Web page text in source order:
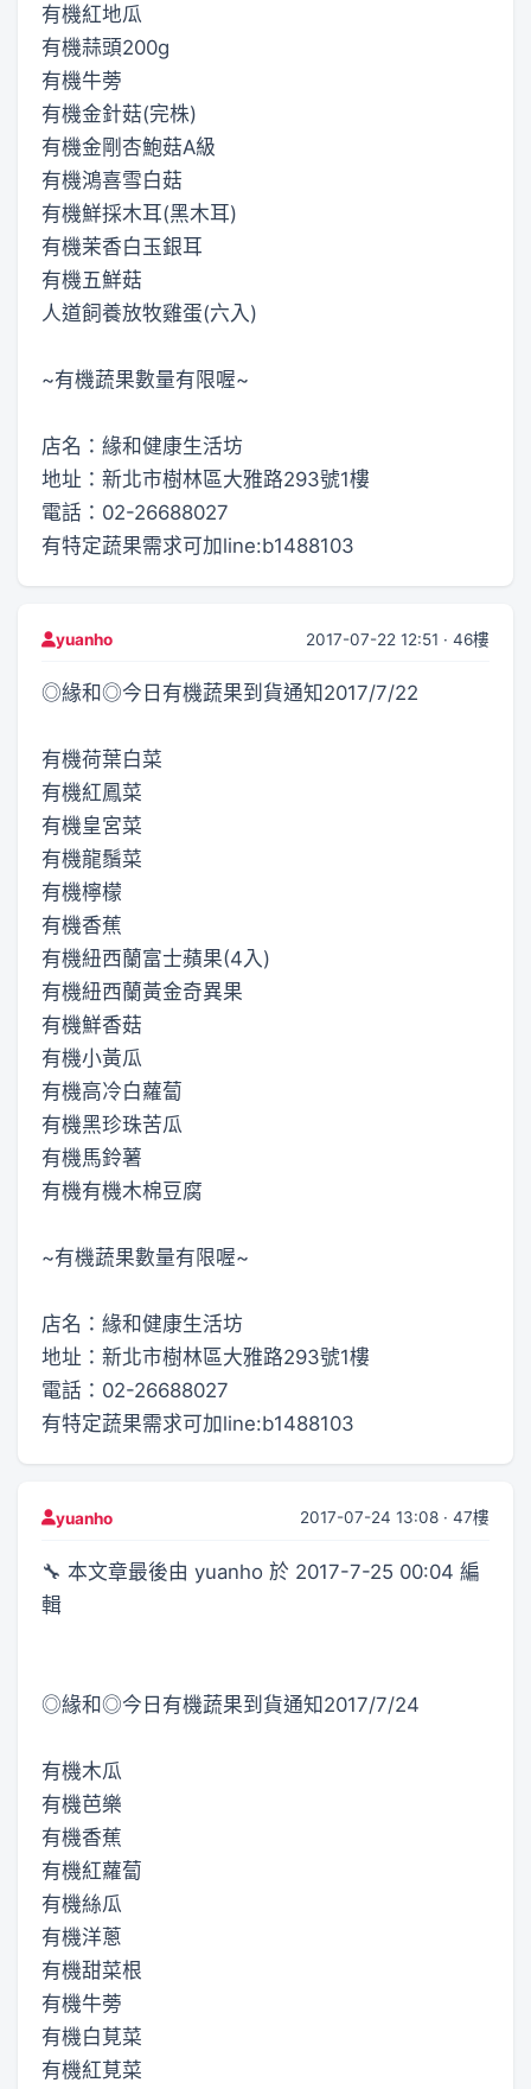
有機紅地瓜
有機蒜頭200g
有機牛蒡
有機金針菇(完株)
有機金剛杏鮑菇A級
有機鴻喜雪白菇
有機鮮採木耳(黑木耳)
有機茉香白玉銀耳
有機五鮮菇
人道飼養放牧雞蛋(六入)
~有機蔬果數量有限喔~
店名：緣和健康生活坊
地址：新北市樹林區大雅路293號1樓
電話：02-26688027
有特定蔬果需求可加line:b1488103
yuanho 2017-07-22 12:51 · 46樓
◎緣和◎今日有機蔬果到貨通知2017/7/22
有機荷葉白菜
有機紅鳳菜
有機皇宮菜
有機龍鬚菜
有機檸檬
有機香蕉
有機紐西蘭富士蘋果(4入)
有機紐西蘭黃金奇異果
有機鮮香菇
有機小黃瓜
有機高冷白蘿蔔
有機黑珍珠苦瓜
有機馬鈴薯
有機有機木棉豆腐
~有機蔬果數量有限喔~
店名：緣和健康生活坊
地址：新北市樹林區大雅路293號1樓
電話：02-26688027
有特定蔬果需求可加line:b1488103
yuanho 2017-07-24 13:08 · 47樓
🔧 本文章最後由 yuanho 於 2017-7-25 00:04 編
輯
◎緣和◎今日有機蔬果到貨通知2017/7/24
有機木瓜
有機芭樂
有機香蕉
有機紅蘿蔔
有機絲瓜
有機洋蔥
有機甜菜根
有機牛蒡
有機白莧菜
有機紅莧菜